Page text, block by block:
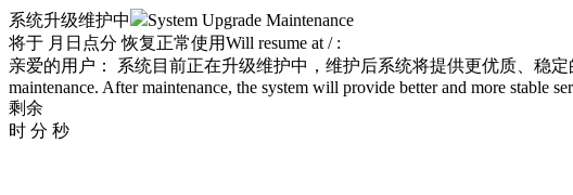
系统升级维护中
System Upgrade Maintenance
将于 月 日 点分 恢复正常使用Will resume at / :
亲爱的用户： 系统目前正在升级维护中，维护后系统将提供更优质、稳
maintenance. After maintenance, the system will provide better and more stable
剩余
时 分 秒